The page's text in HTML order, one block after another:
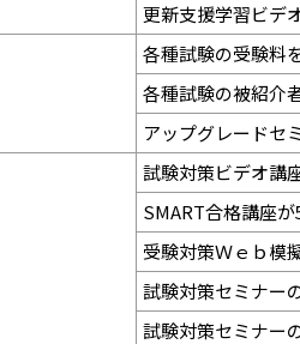
更新支援学習ビデ
各種試験の受験料
各種試験の被紹介
アップグレードセ
試験対策ビデオ講
SMART合格講座
受験対策Ｗｅｂ模
試験対策セミナー
試験対策セミナー